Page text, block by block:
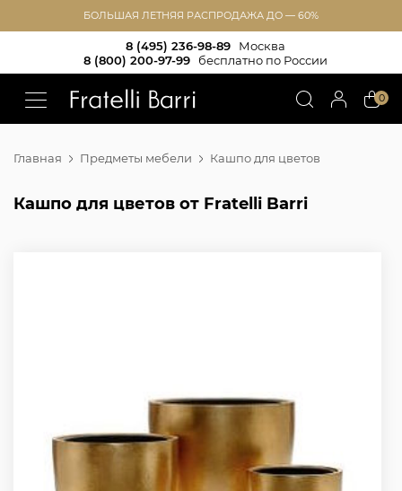
БОЛЬШАЯ ЛЕТНЯЯ РАСПРОДАЖА ДО — 60%
8 (495) 236-98-89
Москва
8 (800) 200-97-99
бесплатно по России
0
Главная Предметы мебели Кашпо для цветов
Кашпо для цветов от Fratelli Barri